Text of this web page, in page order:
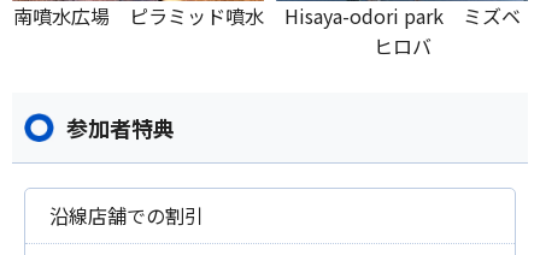
南噴水広場 ピラミッド噴水
Hisaya-odori park ミズベ
ヒロバ
参加者特典
沿線店舗での割引